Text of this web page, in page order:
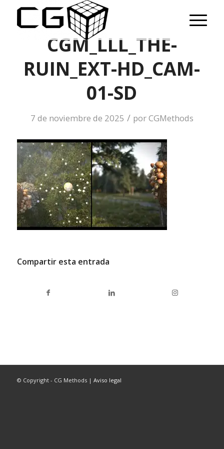
CGM_LLL_THE-
RUIN_EXT-HD_CAM-
01-SD
7 de noviembre de 2025 / porCGMethods
Compartir esta entrada
© Copyright - CG Methods | Aviso legal